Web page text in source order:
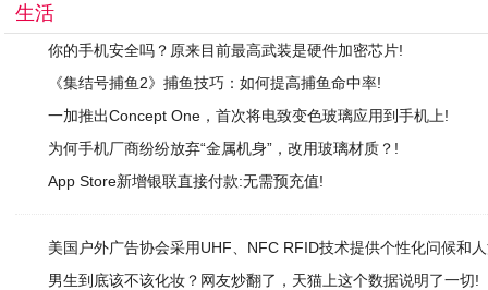
生活
你的手机安全吗？原来目前最高武装是硬件加密芯片!
《集结号捕鱼2》捕鱼技巧：如何提高捕鱼命中率!
一加推出Concept One，首次将电致变色玻璃应用到手机上!
为何手机厂商纷纷放弃“金属机身”，改用玻璃材质？!
App Store新增银联直接付款:无需预充值!
美国户外广告协会采用UHF、NFC RFID技术提供个性化问候和
男生到底该不该化妆？网友炒翻了，天猫上这个数据说明了一切!